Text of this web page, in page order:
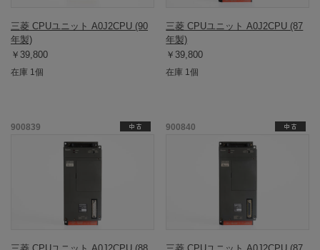
三菱 CPUユニット A0J2CPU (90
年製)
￥39,800
在庫 1個
三菱 CPUユニット A0J2CPU (87
年製)
￥39,800
在庫 1個
900839 900840